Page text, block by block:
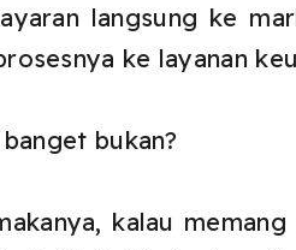
langsung ke
ke layanan
bukan?
kalau